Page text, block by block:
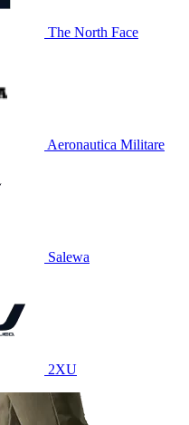
The North Face
Aeronautica Militare
Salewa
2XU